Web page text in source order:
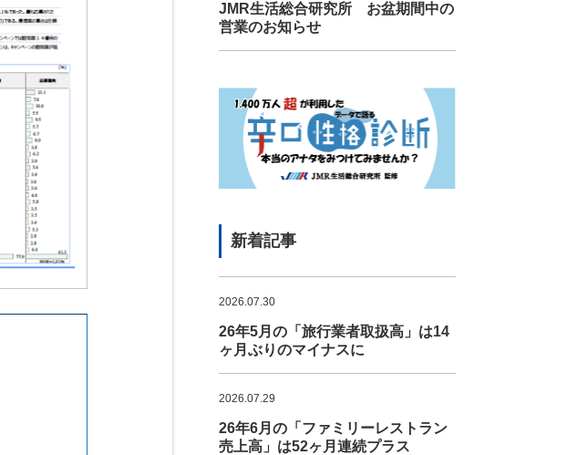
JMR生活総合研究所 お盆期間中の
営業のお知らせ
新着記事
2026.07.30
26年5月の「旅行業者取扱高」は14
ヶ月ぶりのマイナスに
2026.07.29
26年6月の「ファミリーレストラン
売上高」は52ヶ月連続プラス